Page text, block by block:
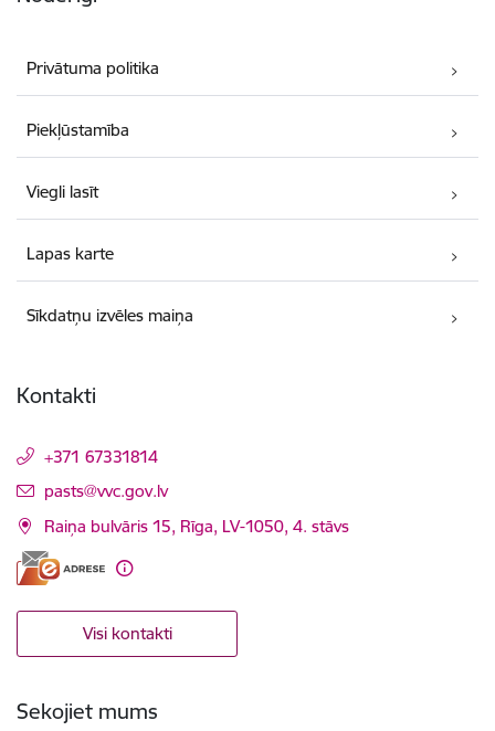
Privātuma politika
Piekļūstamība
Viegli lasīt
Lapas karte
Sīkdatņu izvēles maiņa
Kontakti
+371 67331814
E-pasts:
pasts@vvc.gov.lv
Raiņa bulvāris 15, Rīga, LV-1050, 4. stāvs
Visi kontakti
Sekojiet mums